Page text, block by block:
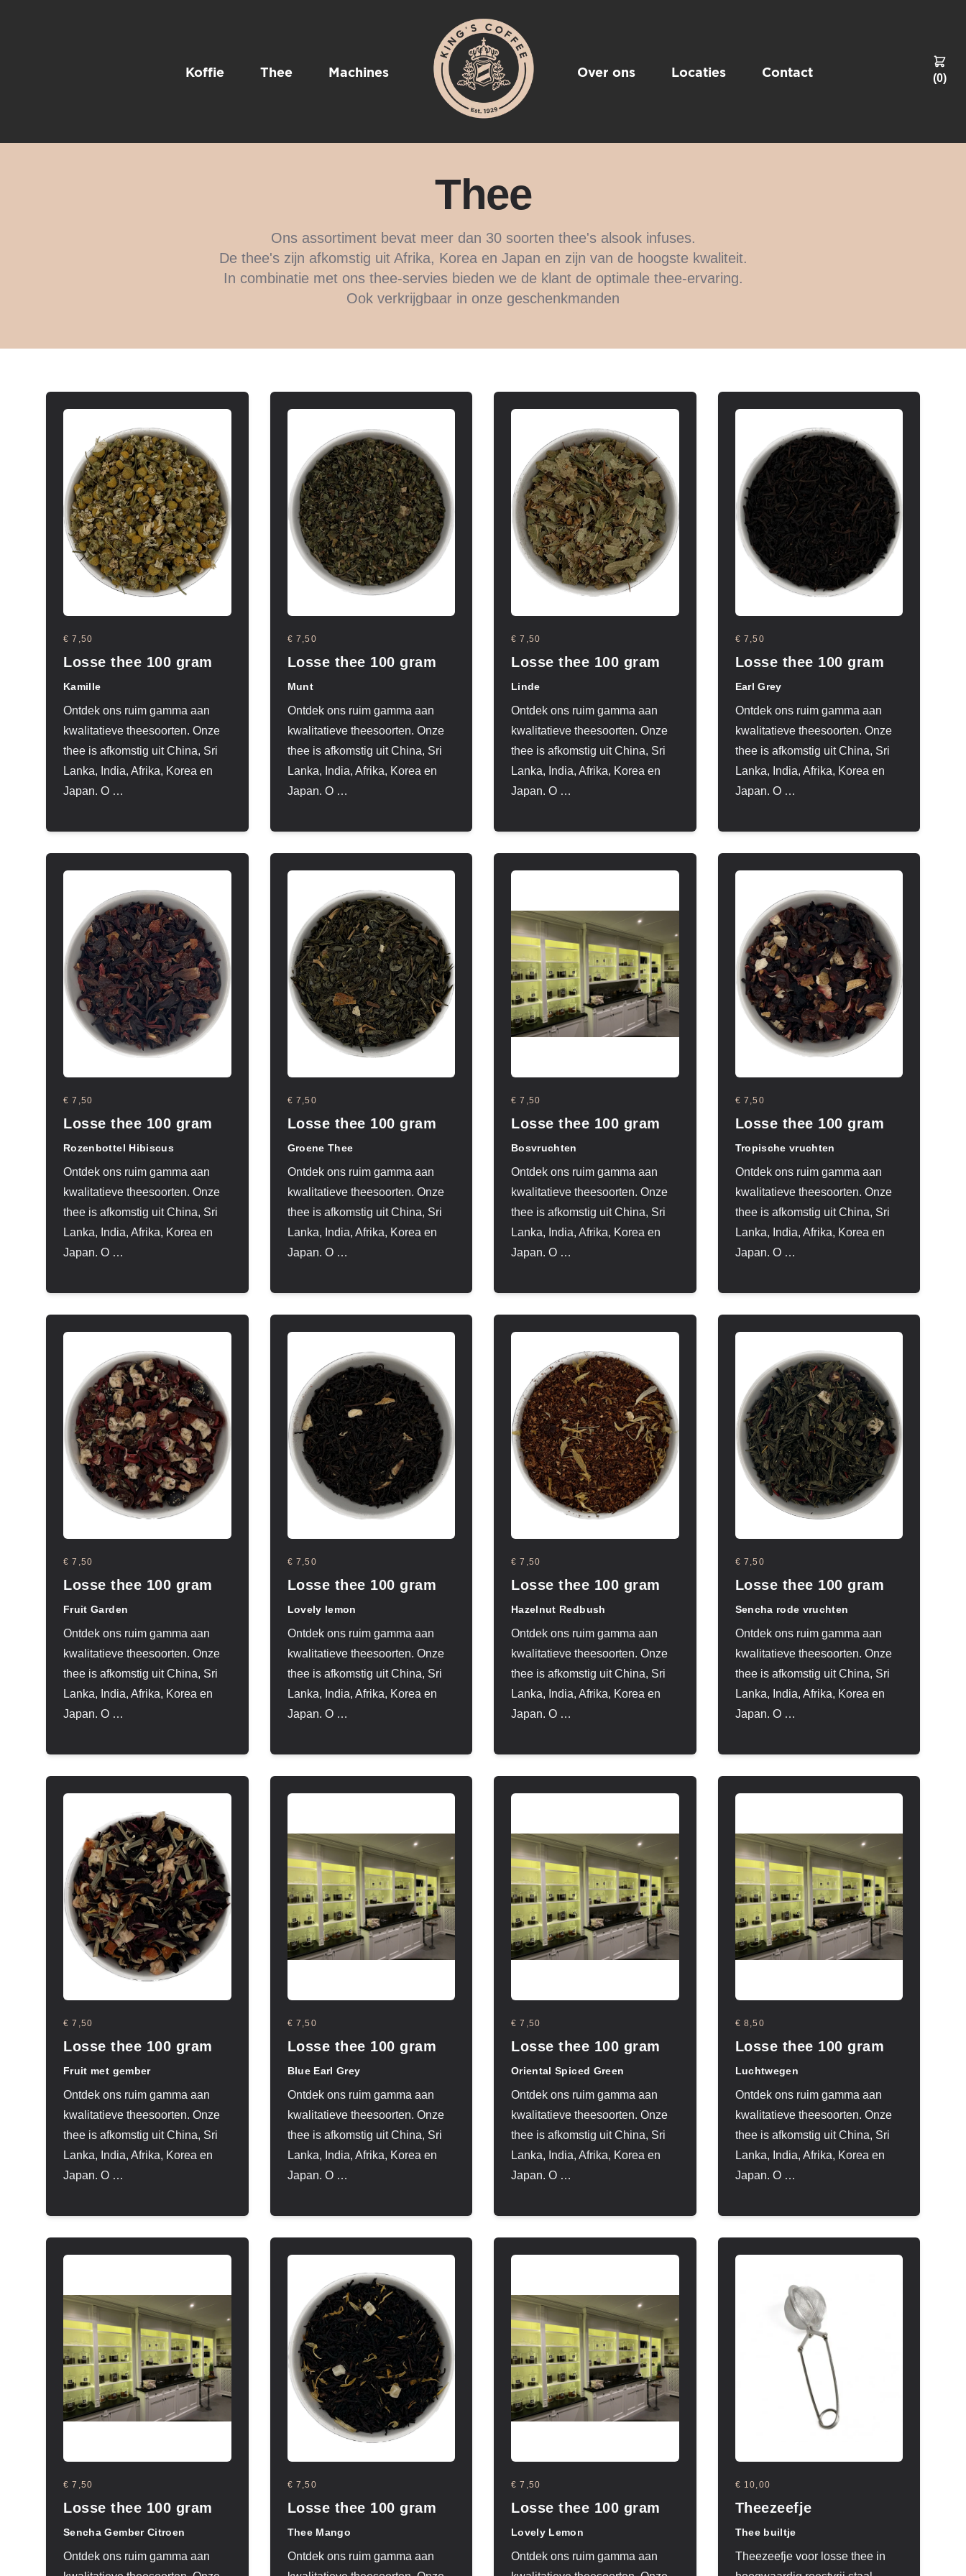
Koffie Thee Machines Over ons Locaties Contact (0)
Thee
Ons assortiment bevat meer dan 30 soorten thee's alsook infuses.
De thee's zijn afkomstig uit Afrika, Korea en Japan en zijn van de hoogste kwaliteit.
In combinatie met ons thee-servies bieden we de klant de optimale thee-ervaring.
Ook verkrijgbaar in onze geschenkmanden
€ 7,50
Losse thee 100 gram
Kamille
Ontdek ons ruim gamma aan
kwalitatieve theesoorten. Onze
thee is afkomstig uit China, Sri
Lanka, India, Afrika, Korea en
Japan. O …
€ 7,50
Losse thee 100 gram
Munt
Ontdek ons ruim gamma aan
kwalitatieve theesoorten. Onze
thee is afkomstig uit China, Sri
Lanka, India, Afrika, Korea en
Japan. O…
€ 7,50
Losse thee 100 gram
Linde
Ontdek ons ruim gamma aan
kwalitatieve theesoorten. Onze
thee is afkomstig uit China, Sri
Lanka, India, Afrika, Korea en
Japan. O …
€ 7,50
Losse thee 100 gram
Earl Grey
Ontdek ons ruim gamma aan
kwalitatieve theesoorten. Onze
thee is afkomstig uit China, Sri
Lanka, India, Afrika, Korea en
Japan. O…
€ 7,50
Losse thee 100 gram
Rozenbottel Hibiscus
Ontdek ons ruim gamma aan
kwalitatieve theesoorten. Onze
thee is afkomstig uit China, Sri
Lanka, India, Afrika, Korea en
Japan. O …
€ 7,50
Losse thee 100 gram
Groene Thee
Ontdek ons ruim gamma aan
kwalitatieve theesoorten. Onze
thee is afkomstig uit China, Sri
Lanka, India, Afrika, Korea en
Japan. O…
€ 7,50
Losse thee 100 gram
Bosvruchten
Ontdek ons ruim gamma aan
kwalitatieve theesoorten. Onze
thee is afkomstig uit China, Sri
Lanka, India, Afrika, Korea en
Japan. O …
€ 7,50
Losse thee 100 gram
Tropische vruchten
Ontdek ons ruim gamma aan
kwalitatieve theesoorten. Onze
thee is afkomstig uit China, Sri
Lanka, India, Afrika, Korea en
Japan. O…
€ 7,50
Losse thee 100 gram
Fruit Garden
Ontdek ons ruim gamma aan
kwalitatieve theesoorten. Onze
thee is afkomstig uit China, Sri
Lanka, India, Afrika, Korea en
Japan. O …
€ 7,50
Losse thee 100 gram
Lovely lemon
Ontdek ons ruim gamma aan
kwalitatieve theesoorten. Onze
thee is afkomstig uit China, Sri
Lanka, India, Afrika, Korea en
Japan. O…
€ 7,50
Losse thee 100 gram
Hazelnut Redbush
Ontdek ons ruim gamma aan
kwalitatieve theesoorten. Onze
thee is afkomstig uit China, Sri
Lanka, India, Afrika, Korea en
Japan. O …
€ 7,50
Losse thee 100 gram
Sencha rode vruchten
Ontdek ons ruim gamma aan
kwalitatieve theesoorten. Onze
thee is afkomstig uit China, Sri
Lanka, India, Afrika, Korea en
Japan. O…
€ 7,50
Losse thee 100 gram
Fruit met gember
Ontdek ons ruim gamma aan
kwalitatieve theesoorten. Onze
thee is afkomstig uit China, Sri
Lanka, India, Afrika, Korea en
Japan. O …
€ 7,50
Losse thee 100 gram
Blue Earl Grey
Ontdek ons ruim gamma aan
kwalitatieve theesoorten. Onze
thee is afkomstig uit China, Sri
Lanka, India, Afrika, Korea en
Japan. O…
€ 7,50
Losse thee 100 gram
Oriental Spiced Green
Ontdek ons ruim gamma aan
kwalitatieve theesoorten. Onze
thee is afkomstig uit China, Sri
Lanka, India, Afrika, Korea en
Japan. O …
€ 8,50
Losse thee 100 gram
Luchtwegen
Ontdek ons ruim gamma aan
kwalitatieve theesoorten. Onze
thee is afkomstig uit China, Sri
Lanka, India, Afrika, Korea en
Japan. O…
€ 7,50
Losse thee 100 gram
Sencha Gember Citroen
Ontdek ons ruim gamma aan
€ 7,50
Losse thee 100 gram
Thee Mango
Ontdek ons ruim gamma aan
€ 7,50
Losse thee 100 gram
Lovely Lemon
Ontdek ons ruim gamma aan
€ 10,00
Theezeefje
Thee builtje
Theezeefje voor losse thee in